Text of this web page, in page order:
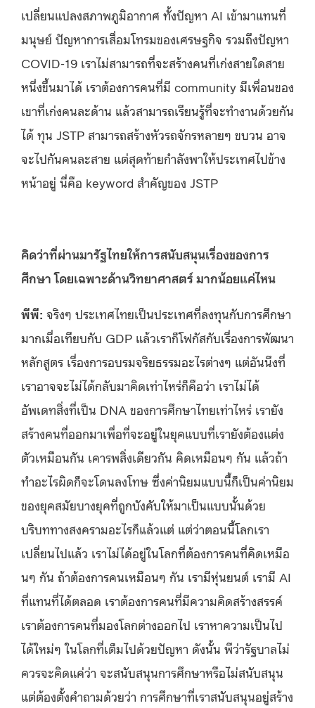
เปลี่ยนแปลงสภาพภูมิอากาศ ทั้งปัญหา AI เข้ามาแทนที่
มนุษย์ ปัญหาการเสื่อมโทรมของเศรษฐกิจ รวมถึงปัญหา
COVID-19 เราไม่สามารถที่จะสร้างคนที่เก่งสายใดสาย
หนึ่งขึ้นมาได้ เราต้องการคนที่มี community มีเพื่อนของ
เขาที่เก่งคนละด้าน แล้วสามารถเรียนรู้ที่จะทำงานด้วยกัน
ได้ ทุน JSTP สามารถสร้างหัวรถจักรหลายๆ ขบวน อาจ
จะไปกันคนละสาย แต่สุดท้ายกำลังพาให้ประเทศไปข้าง
หน้าอยู่ นี่คือ keyword สำคัญของ JSTP
คิดว่าที่ผ่านมารัฐไทยให้การสนับสนุนเรื่องของการ
ศึกษา โดยเฉพาะด้านวิทยาศาสตร์ มากน้อยแค่ไหน
พีพี: จริงๆ ประเทศไทยเป็นประเทศที่ลงทุนกับการศึกษา
มากเมื่อเทียบกับ GDP แล้วเราก็โฟกัสกับเรื่องการพัฒนา
หลักสูตร เรื่องการอบรมจริยธรรมอะไรต่างๆ แต่อันนึงที่
เราอาจจะไม่ได้กลับมาคิดเท่าไหร่ก็คือว่า เราไม่ได้
อัพเดทสิ่งที่เป็น DNA ของการศึกษาไทยเท่าไหร่ เรายัง
สร้างคนที่ออกมาเพื่อที่จะอยู่ในยุคแบบที่เรายังต้องแต่ง
ตัวเหมือนกัน เคารพสิ่งเดียวกัน คิดเหมือนๆ กัน แล้วถ้า
ทำอะไรผิดก็จะโดนลงโทษ ซึ่งค่านิยมแบบนี้ก็เป็นค่านิยม
ของยุคสมัยบางยุคที่ถูกบังคับให้มาเป็นแบบนั้นด้วย
บริบททางสงครามอะไรก็แล้วแต่ แต่ว่าตอนนี้โลกเรา
เปลี่ยนไปแล้ว เราไม่ได้อยู่ในโลกที่ต้องการคนที่คิดเหมือ
นๆ กัน ถ้าต้องการคนเหมือนๆ กัน เรามีหุ่นยนต์ เรามี AI
ที่แทนที่ได้ตลอด เราต้องการคนที่มีความคิดสร้างสรรค์
เราต้องการคนที่มองโลกต่างออกไป เราหาความเป็นไป
ได้ใหม่ๆ ในโลกที่เต็มไปด้วยปัญหา ดังนั้น พีว่ารัฐบาลไม่
ควรจะคิดแค่ว่า จะสนับสนุนการศึกษาหรือไม่สนับสนุน
แต่ต้องตั้งคำถามด้วยว่า การศึกษาที่เราสนับสนุนอยู่สร้าง